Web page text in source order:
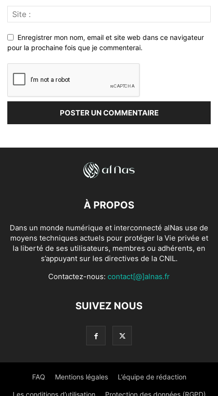
Enregistrer mon nom, email et site web dans ce navigateur
pour la prochaine fois que je commenterai.
À PROPOS
Dans un monde numérique et interconnecté alNas use de
moyens techniques actuels pour protéger la Vie privée et
la liberté de ses utilisateurs, membres ou adhérents, en
s’appuyant sur les directives de la CNIL.
Contactez-nous: contact[@]alnas.fr
SUIVEZ NOUS
FAQ Mentions légales L’équipe de rédaction
Les conditions d’utilisation Protection des données (RGPD)